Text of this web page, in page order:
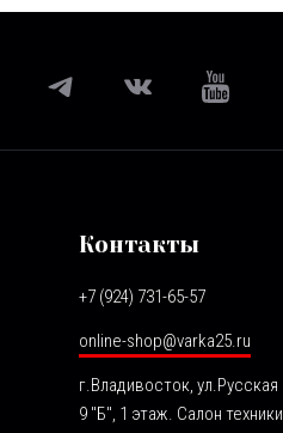
Контакты
+7 (924) 731-65-57
online-shop@varka25.ru
г.Владивосток, ул.Русская
9 "Б", 1 этаж. Салон техники